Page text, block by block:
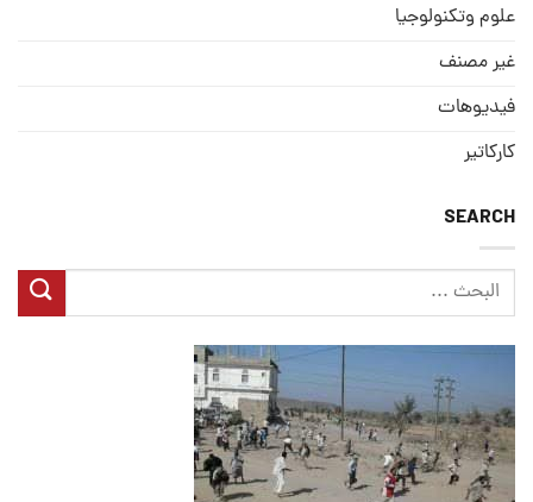
علوم وتكنولوجيا
غير مصنف
فيديوهات
كاركاتير
SEARCH